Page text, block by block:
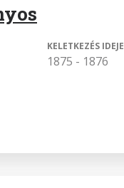
KELETKEZÉS IDEJE
1875 - 1876